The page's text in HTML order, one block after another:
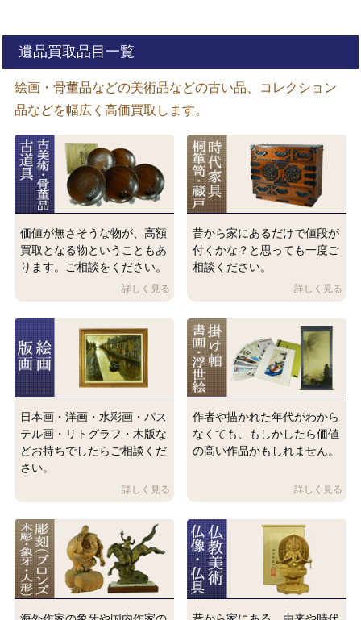
遺品買取品目一覧
絵画・骨董品などの美術品などの古い品、コレクション
品などを幅広く高価買取します。
価値が無さそうな物が、高額
買取となる物ということもあ
ります。ご相談をください。
昔から家にあるだけで値段が
付くかな？と思っても一度ご
相談ください。
日本画・洋画・水彩画・パス
テル画・リトグラフ・木版な
どお持ちでしたらご相談くだ
さい。
作者や描かれた年代がわから
なくても、もしかしたら価値
の高い作品かもしれません。